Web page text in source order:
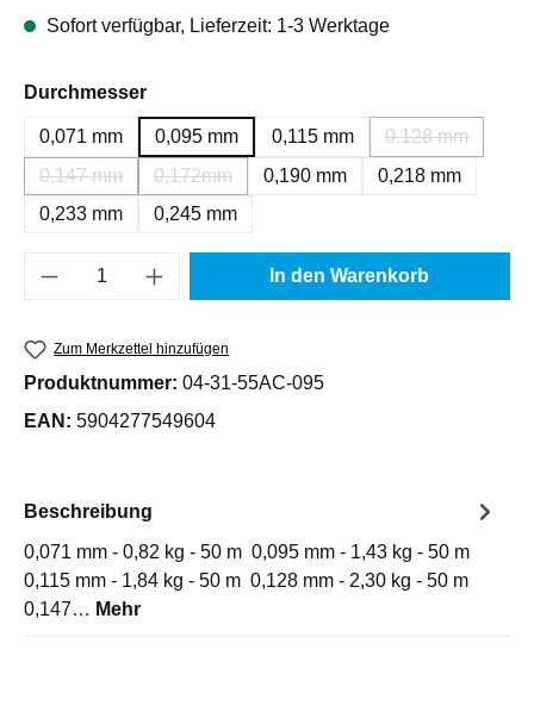
Sofort verfügbar, Lieferzeit: 1-3 Werktage
Durchmesserauswählen
0,071 mm 0,095 mm 0,115 mm 0,128 mm
0,147 mm
(Diese Option ist zurzeit nicht verfügbar.)
0,172mm
(Diese Option ist zurzeit nicht verfügbar.)
0,190 mm
0,218 mm
0,233 mm
0,245 mm
Produkt Anzahl: Gib den gewünschten
In den Warenkorb
Zum Merkzettel hinzufügen
Produktnummer: 04-31-55AC-095
EAN: 5904277549604
Beschreibung
0,071 mm - 0,82 kg - 50 m 0,095 mm - 1,43 kg - 50 m
0,115 mm - 1,84 kg - 50 m 0,128 mm - 2,30 kg - 50 m
0,147… Mehr